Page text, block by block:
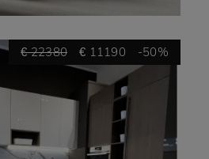
€ 22380 € 11190 -50%